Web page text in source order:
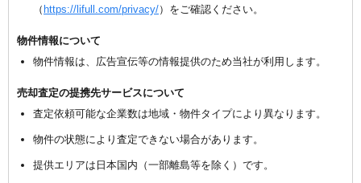
（ https://lifull.com/privacy/）をご確認ください。
物件情報について
物件情報は、広告宣伝等の情報提供のため当社が利用します。
売却査定の提携先サービスについて
査定依頼可能な企業数は地域・物件タイプにより異なります。
物件の状態により査定できない場合があります。
提供エリアは日本国内（一部離島等を除く）です。